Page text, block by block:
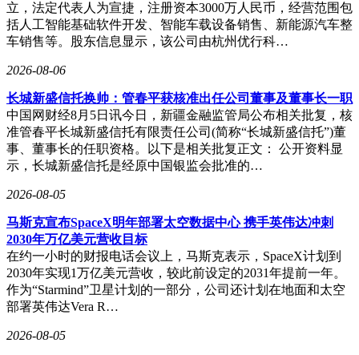
立，法定代表人为宣捷，注册资本3000万人民币，经营范围包
括人工智能基础软件开发、智能车载设备销售、新能源汽车整
车销售等。股东信息显示，该公司由杭州优行科…
2026-08-06
长城新盛信托换帅：管春平获核准出任公司董事及董事长一职
中国网财经8月5日讯今日，新疆金融监管局公布相关批复，核
准管春平长城新盛信托有限责任公司(简称“长城新盛信托”)董
事、董事长的任职资格。以下是相关批复正文： 公开资料显
示，长城新盛信托是经原中国银监会批准的…
2026-08-05
马斯克宣布SpaceX明年部署太空数据中心 携手英伟达冲刺
2030年万亿美元营收目标
在约一小时的财报电话会议上，马斯克表示，SpaceX计划到
2030年实现1万亿美元营收，较此前设定的2031年提前一年。
作为“Starmind”卫星计划的一部分，公司还计划在地面和太空
部署英伟达Vera R…
2026-08-05